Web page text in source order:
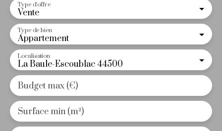
Vente
Type d'offre
Appartement
Type de bien
La Baule-Escoublac 44500
Localisation
Budget max (€)
Surface min (m²)